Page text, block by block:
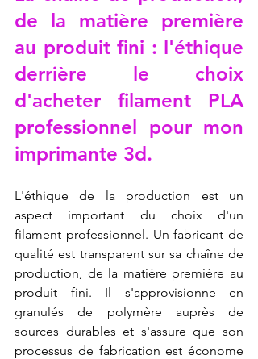
de la matière première
au produit fini : l'éthique
derrière le choix
d'acheter filament PLA
professionnel pour mon
imprimante 3d.
L'éthique de la production est un
aspect important du choix d'un
filament professionnel. Un fabricant de
qualité est transparent sur sa chaîne de
production, de la matière première au
produit fini. Il s'approvisionne en
granulés de polymère auprès de
sources durables et s'assure que son
processus de fabrication est économe